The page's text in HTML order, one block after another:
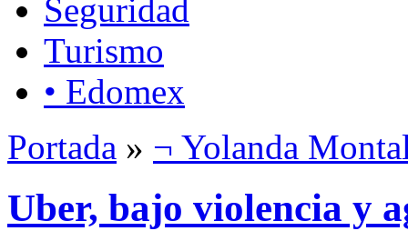
Seguridad
Turismo
• Edomex
Portada » ¬ Yolanda
Uber, bajo violencia y